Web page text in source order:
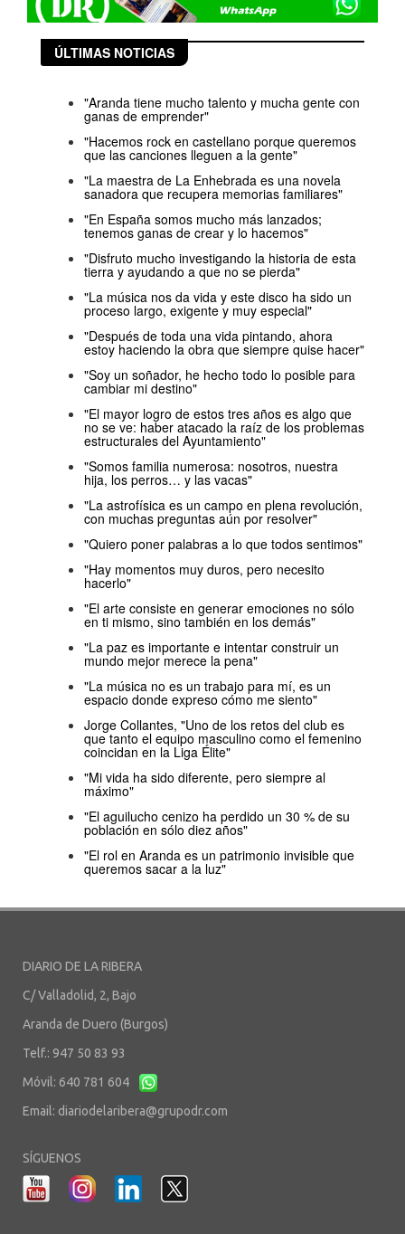
ÚLTIMAS NOTICIAS
"Aranda tiene mucho talento y mucha gente con
ganas de emprender"
"Hacemos rock en castellano porque queremos
que las canciones lleguen a la gente"
"La maestra de La Enhebrada es una novela
sanadora que recupera memorias familiares"
"En España somos mucho más lanzados;
tenemos ganas de crear y lo hacemos"
"Disfruto mucho investigando la historia de esta
tierra y ayudando a que no se pierda"
"La música nos da vida y este disco ha sido un
proceso largo, exigente y muy especial"
"Después de toda una vida pintando, ahora
estoy haciendo la obra que siempre quise hacer"
"Soy un soñador, he hecho todo lo posible para
cambiar mi destino"
"El mayor logro de estos tres años es algo que
no se ve: haber atacado la raíz de los problemas
estructurales del Ayuntamiento"
"Somos familia numerosa: nosotros, nuestra
hija, los perros… y las vacas"
"La astrofísica es un campo en plena revolución,
con muchas preguntas aún por resolver"
"Quiero poner palabras a lo que todos sentimos"
"Hay momentos muy duros, pero necesito
hacerlo"
"El arte consiste en generar emociones no sólo
en ti mismo, sino también en los demás"
"La paz es importante e intentar construir un
mundo mejor merece la pena"
"La música no es un trabajo para mí, es un
espacio donde expreso cómo me siento"
Jorge Collantes, "Uno de los retos del club es
que tanto el equipo masculino como el femenino
coincidan en la Liga Élite"
"Mi vida ha sido diferente, pero siempre al
máximo"
"El aguilucho cenizo ha perdido un 30 % de su
población en sólo diez años"
"El rol en Aranda es un patrimonio invisible que
queremos sacar a la luz"
DIARIO DE LA RIBERA
C/ Valladolid, 2, Bajo
Aranda de Duero (Burgos)
Telf.: 947 50 83 93
Móvil: 640 781 604
Email: diariodelaribera@grupodr.com
SÍGUENOS